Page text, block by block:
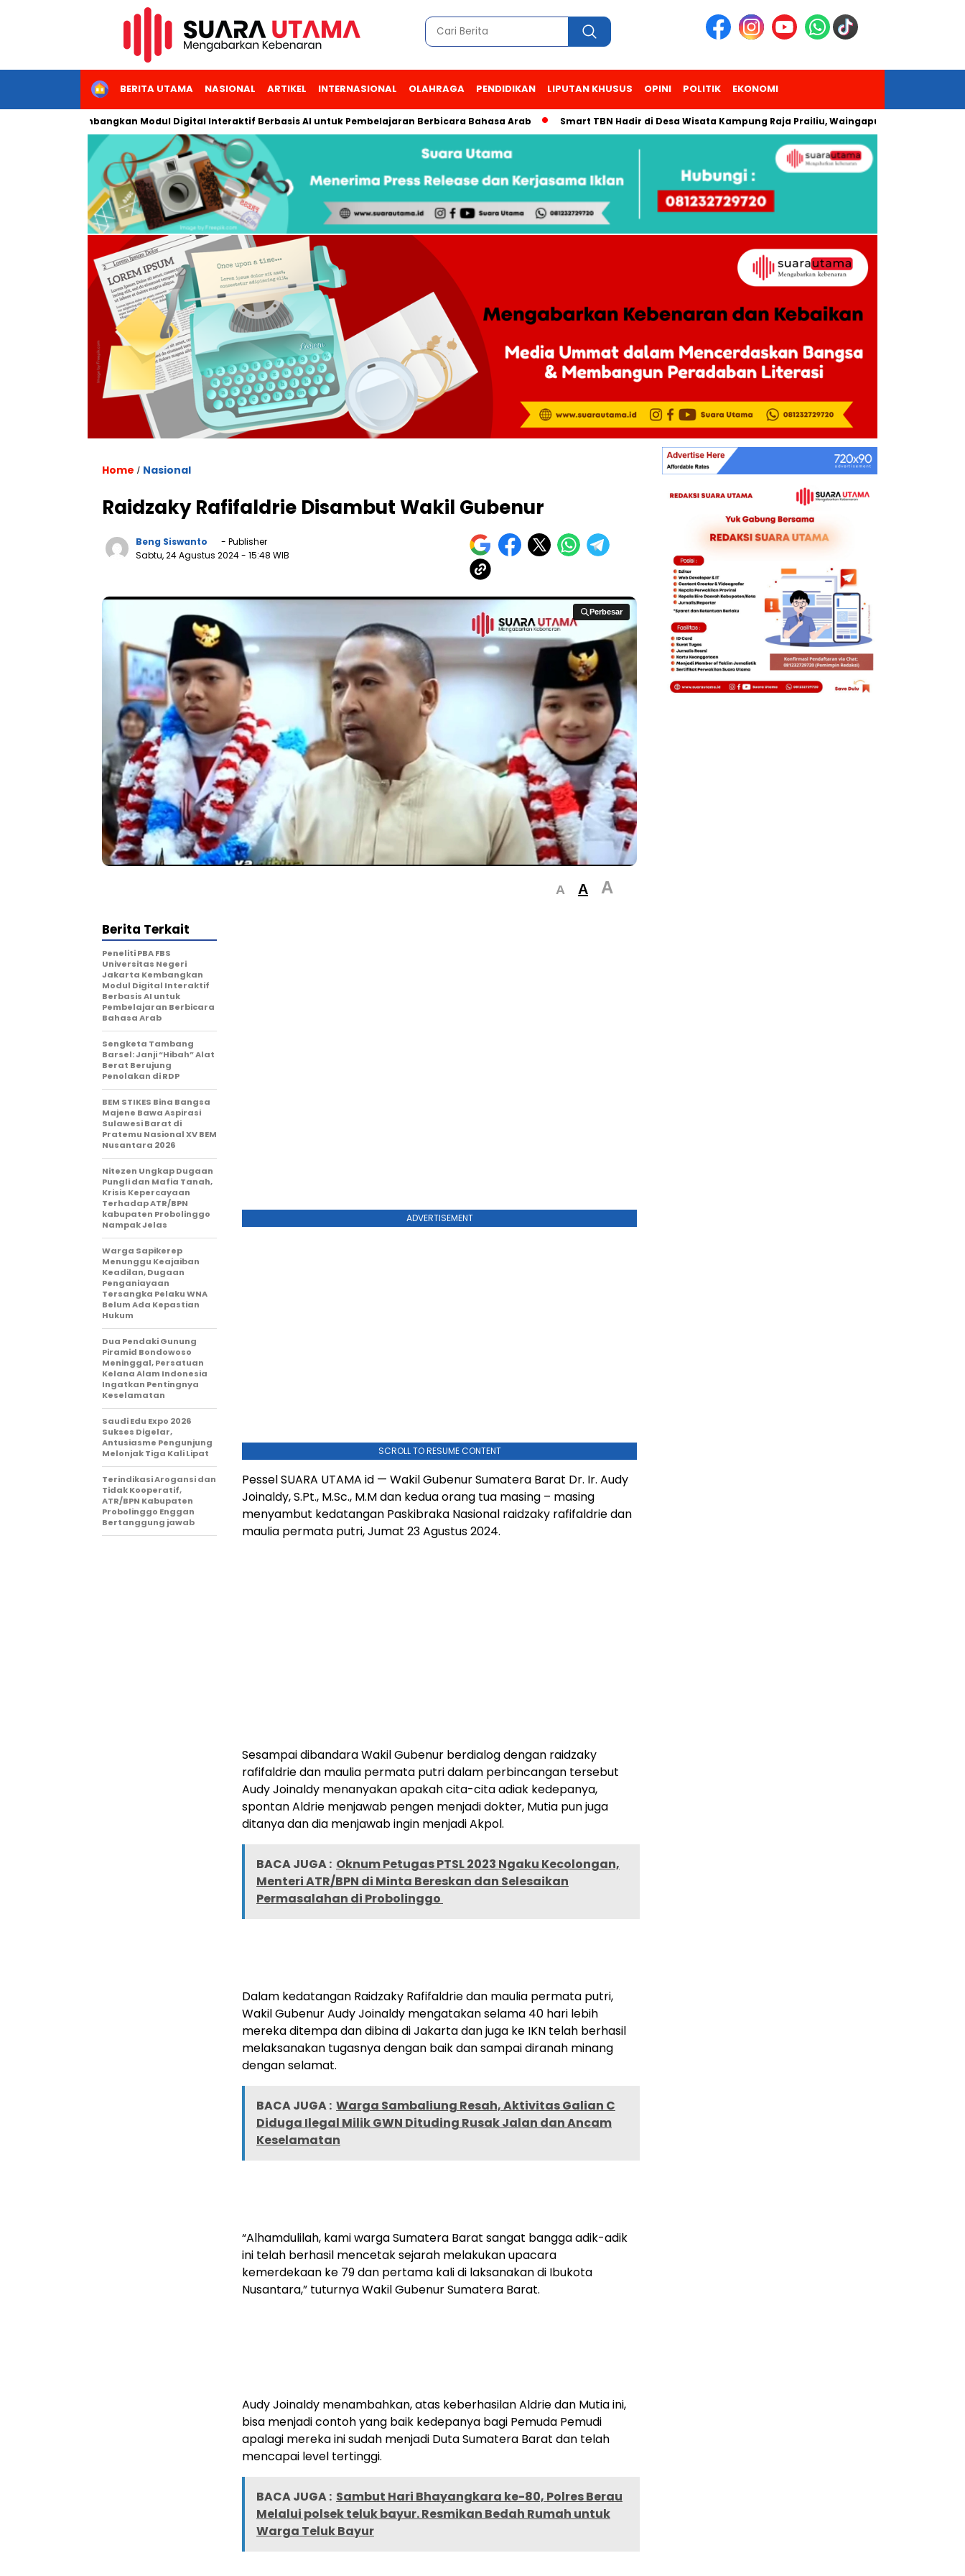
HOMEBERITA UTAMA NASIONAL ARTIKEL INTERNASIONAL OLAHRAGA PENDIDIKAN LIPUTAN KHUSUS OPINI POLITIK EKONOMI
Kembangkan Modul Digital Interaktif Berbasis AI untuk Pembelajaran Berbicara Bahasa Arab Smart TBN Hadir di Desa Wisata Kampung Raja Prailiu, Waingapu! Dua Pendaki
Home / Nasional
Raidzaky Rafifaldrie Disambut Wakil Gubenur
Beng Siswanto
- Publisher
Sabtu, 24 Agustus 2024- 15:48 WIB
Perbesar
Perbesar
A A A
ADVERTISEMENT
SCROLL TO RESUME CONTENT
Pessel SUARA UTAMA id — Wakil Gubenur Sumatera Barat Dr. Ir. Audy
Joinaldy, S.Pt., M.Sc., M.M dan kedua orang tua masing – masing
menyambut kedatangan Paskibraka Nasional raidzaky rafifaldrie dan
maulia permata putri, Jumat 23 Agustus 2024.
Sesampai dibandara Wakil Gubenur berdialog dengan raidzaky
rafifaldrie dan maulia permata putri dalam perbincangan tersebut
Audy Joinaldy menanyakan apakah cita-cita adiak kedepanya,
spontan Aldrie menjawab pengen menjadi dokter, Mutia pun juga
ditanya dan dia menjawab ingin menjadi Akpol.
BACA JUGA : Oknum Petugas PTSL 2023 Ngaku Kecolongan,
Menteri ATR/BPN di Minta Bereskan dan Selesaikan
Permasalahan di Probolinggo
Dalam kedatangan Raidzaky Rafifaldrie dan maulia permata putri,
Wakil Gubenur Audy Joinaldy mengatakan selama 40 hari lebih
mereka ditempa dan dibina di Jakarta dan juga ke IKN telah berhasil
melaksanakan tugasnya dengan baik dan sampai diranah minang
dengan selamat.
BACA JUGA : Warga Sambaliung Resah, Aktivitas Galian C
Diduga Ilegal Milik GWN Dituding Rusak Jalan dan Ancam
Keselamatan
“Alhamdulilah, kami warga Sumatera Barat sangat bangga adik-adik
ini telah berhasil mencetak sejarah melakukan upacara
kemerdekaan ke 79 dan pertama kali di laksanakan di Ibukota
Nusantara,” tuturnya Wakil Gubenur Sumatera Barat.
Audy Joinaldy menambahkan, atas keberhasilan Aldrie dan Mutia ini,
bisa menjadi contoh yang baik kedepanya bagi Pemuda Pemudi
apalagi mereka ini sudah menjadi Duta Sumatera Barat dan telah
mencapai level tertinggi.
BACA JUGA : Sambut Hari Bhayangkara ke-80, Polres Berau
Melalui polsek teluk bayur. Resmikan Bedah Rumah untuk
Warga Teluk Bayur
Berita Terkait
Peneliti PBA FBS
Universitas Negeri
Jakarta Kembangkan
Modul Digital Interaktif
Berbasis AI untuk
Pembelajaran Berbicara
Bahasa Arab
Sengketa Tambang
Barsel: Janji “Hibah” Alat
Berat Berujung
Penolakan di RDP
BEM STIKES Bina Bangsa
Majene Bawa Aspirasi
Sulawesi Barat di
Pratemu Nasional XV BEM
Nusantara 2026
Nitezen Ungkap Dugaan
Pungli dan Mafia Tanah,
Krisis Kepercayaan
Terhadap ATR/BPN
kabupaten Probolinggo
Nampak Jelas
Warga Sapikerep
Menunggu Keajaiban
Keadilan, Dugaan
Penganiayaan
Tersangka Pelaku WNA
Belum Ada Kepastian
Hukum
Dua Pendaki Gunung
Piramid Bondowoso
Meninggal, Persatuan
Kelana Alam Indonesia
Ingatkan Pentingnya
Keselamatan
Saudi Edu Expo 2026
Sukses Digelar,
Antusiasme Pengunjung
Melonjak Tiga Kali Lipat
Terindikasi Arogansi dan
Tidak Kooperatif,
ATR/BPN Kabupaten
Probolinggo Enggan
Bertanggung jawab